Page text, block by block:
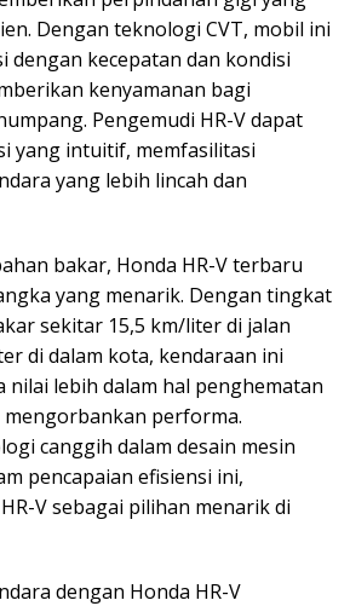
Dengan teknologi CVT, mobil ini
dengan kecepatan dan kondisi
kenyamanan bagi
Pengemudi HR-V dapat
yang intuitif, memfasilitasi
yang lebih lincah dan
bakar, Honda HR-V terbaru
yang menarik. Dengan tingkat
sekitar 15,5 km/liter di jalan
di dalam kota, kendaraan ini
nilai lebih dalam hal penghematan
performa.
canggih dalam desain mesin
pencapaian efisiensi ini,
V sebagai pilihan menarik di
dengan Honda HR-V